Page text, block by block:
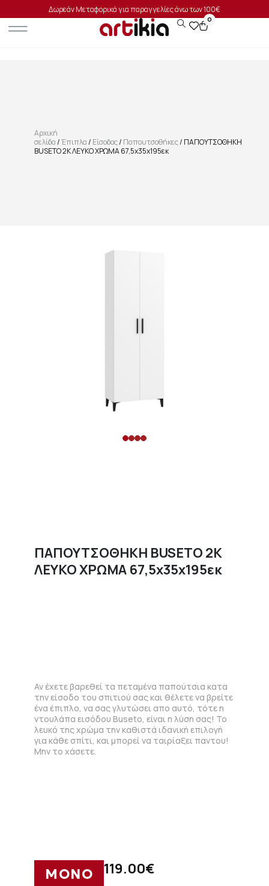
Δωρεάν Μεταφορικά για παραγγελίες άνω των 100€
0
Αρχική
σελίδα/Έπιπλα/ Είσοδος/ Παπουτσοθήκες/ ΠΑΠΟΥΤΣΟΘΗΚΗ
BUSETO 2K ΛΕΥΚΟ ΧΡΩΜΑ 67,5x35x195εκ
ΠΑΠΟΥΤΣΟΘΗΚΗ BUSETO 2K
ΛΕΥΚΟ ΧΡΩΜΑ 67,5x35x195εκ
Αν έχετε βαρεθεί τα πεταμένα παπούτσια κατα
την είσοδο του σπιτιού σας και θέλετε να βρείτε
ένα έπιπλο, να σας γλυτώσει απο αυτό, τότε η
ντουλάπα εισόδου Buseto, είναι η λύση σας! Το
λευκό της χρώμα την καθιστά ιδανική επιλογή
για κάθε σπίτι, και μπορεί να ταιρίαξει παντου!
Μην το χάσετε.
ΜΟΝΟ 119.00€